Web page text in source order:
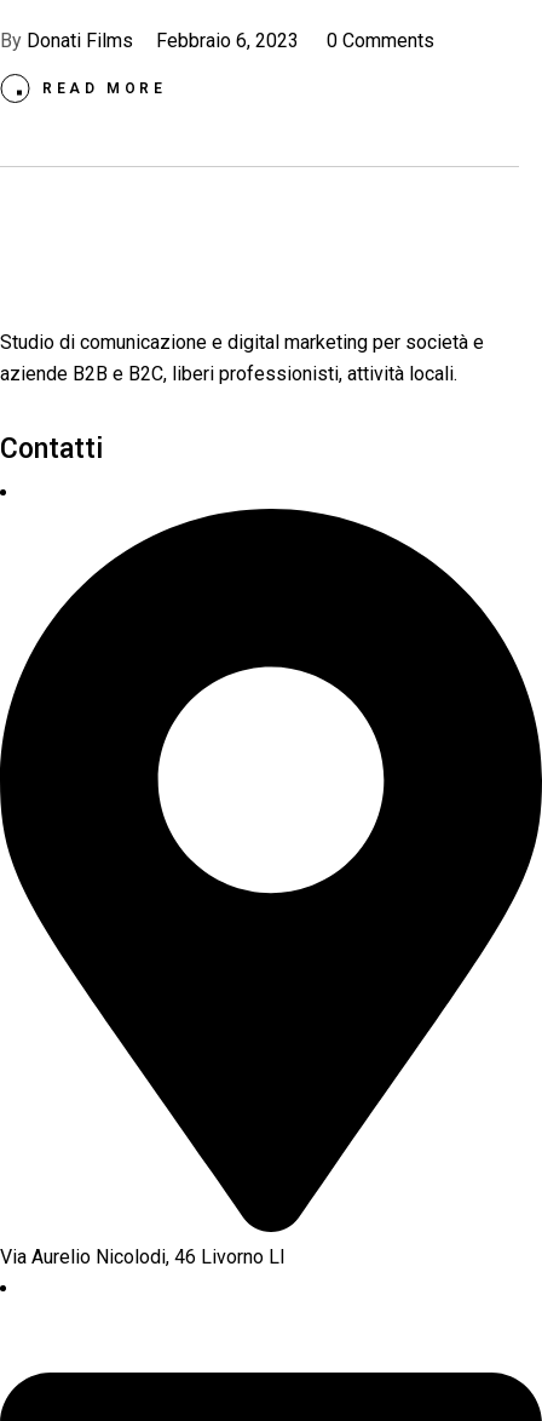
READ MORE
By Donati Films Febbraio 6, 2023 0 Comments
Studio di comunicazione e digital marketing per società e
aziende B2B e B2C, liberi professionisti, attività locali.
Contatti
Via Aurelio Nicolodi, 46 Livorno LI